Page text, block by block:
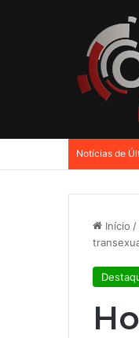
Notícias de
Início /